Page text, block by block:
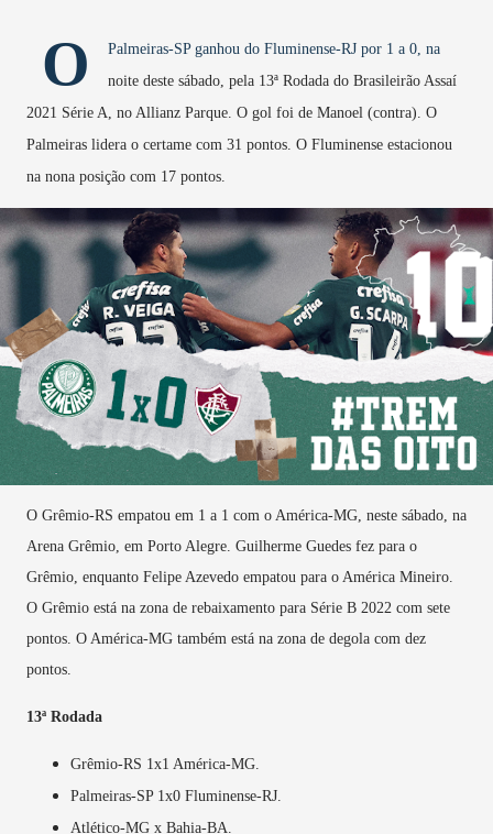
O
Palmeiras-SP ganhou do Fluminense-RJ por 1 a 0, na
noite deste sábado, pela 13ª Rodada do Brasileirão Assaí
2021 Série A, no Allianz Parque. O gol foi de Manoel (contra). O
Palmeiras lidera o certame com 31 pontos. O Fluminense estacionou
na nona posição com 17 pontos.
O Grêmio-RS empatou em 1 a 1 com o América-MG, neste sábado, na
Arena Grêmio, em Porto Alegre. Guilherme Guedes fez para o
Grêmio, enquanto Felipe Azevedo empatou para o América Mineiro.
O Grêmio está na zona de rebaixamento para Série B 2022 com sete
pontos. O América-MG também está na zona de degola com dez
pontos.
13ª Rodada
Grêmio-RS 1x1 América-MG.
Palmeiras-SP 1x0 Fluminense-RJ.
Atlético-MG x Bahia-BA.